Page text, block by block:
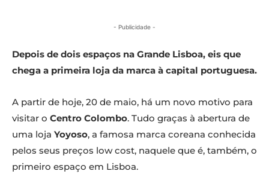
- Publicidade -
Depois de dois espaços na Grande Lisboa, eis que
chega a primeira loja da marca à capital portuguesa.
A partir de hoje, 20 de maio, há um novo motivo para
visitar o Centro Colombo. Tudo graças à abertura de
uma loja Yoyoso, a famosa marca coreana conhecida
pelos seus preços low cost, naquele que é, também, o
primeiro espaço em Lisboa.